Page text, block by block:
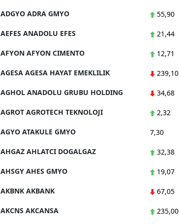
ADGYO ADRA GMYO 55,90
AEFES ANADOLU EFES 21,44
AFYON AFYON CIMENTO 12,71
AGESA AGESA HAYAT EMEKLILIK 239,10
AGHOL ANADOLU GRUBU HOLDING 34,68
AGROT AGROTECH TEKNOLOJI 2,32
AGYO ATAKULE GMYO 7,30
AHGAZ AHLATCI DOGALGAZ 32,38
AHSGY AHES GMYO 19,07
AKBNK AKBANK 67,05
AKCNS AKCANSA 235,00